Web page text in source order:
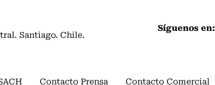
Santiago. Chile.
Síguenos en:
Contacto Prensa Contacto Comercial